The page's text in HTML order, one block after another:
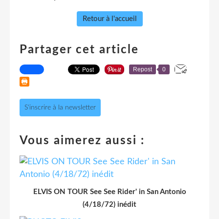
Retour à l'accueil
Partager cet article
Repost 0
S'inscrire à la newsletter
Vous aimerez aussi :
ELVIS ON TOUR See See Rider' in San Antonio
(4/18/72) inédit